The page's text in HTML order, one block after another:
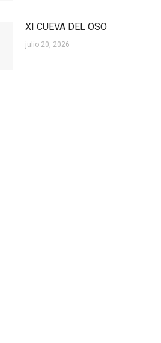
XI CUEVA DEL OSO
julio 20, 2026